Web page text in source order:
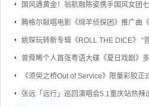
国风遇黄金！翁航融陈姿携手国风女团
腾格尔献唱电影《绵羊侦探团》推广曲
姚琛玩转新专辑《ROLL THE DICE》 “
曾舜晞个人首张粤语大碟《夏日戏剧》
《须臾之桥Out of Service》限量彩胶
张远「远行」巡回演唱会5.1重庆站热辣